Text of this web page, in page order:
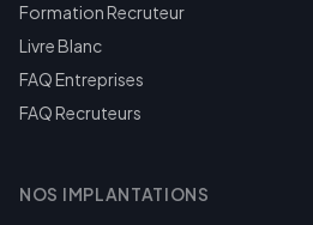
Formation Recruteur
Livre Blanc
FAQ Entreprises
FAQ Recruteurs
NOS IMPLANTATIONS